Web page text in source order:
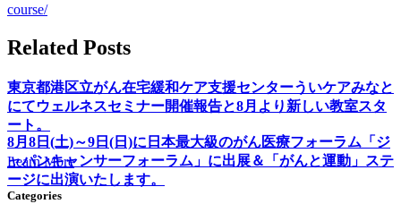
course/
Related Posts
東京都港区立がん在宅緩和ケア支援センターういケアみなと
にてウェルネスセミナー開催報告と8月より新しい教室スタ
ート。
Learn More
8月8日(土)～9日(日)に日本最大級のがん医療フォーラム「ジ
ャパンキャンサーフォーラム」に出展＆「がんと運動」ステ
ージに出演いたします。
Categories